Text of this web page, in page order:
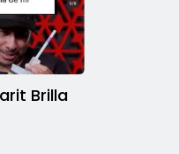
Brilla